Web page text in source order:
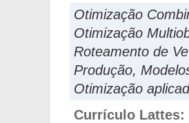
Otimização
Otimização
Roteamento de
Produção,
Otimização
Currículo Lattes: